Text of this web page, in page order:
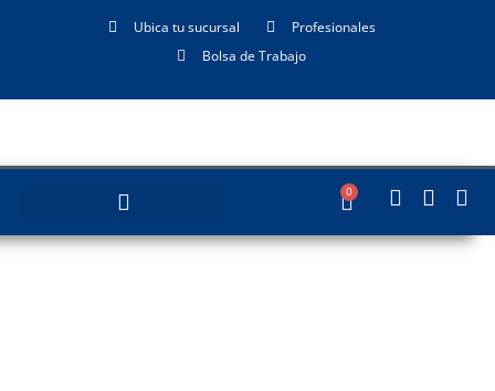
Ubica tu sucursal
Profesionales
Bolsa de Trabajo
0